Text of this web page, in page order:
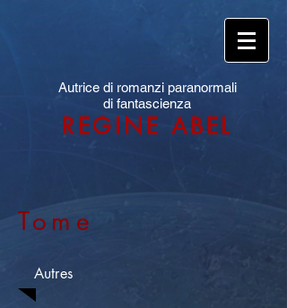
Autrice di romanzi paranormali
di fantascienza
REGINE ABEL
Tome
Autres